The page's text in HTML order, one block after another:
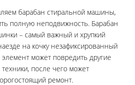
барабан стиральной машины,
полную неподвижность. Барабан
– самый важный и хрупкий
на кочку незафиксированный
элемент может повредить другие
после чего может
ремонт.